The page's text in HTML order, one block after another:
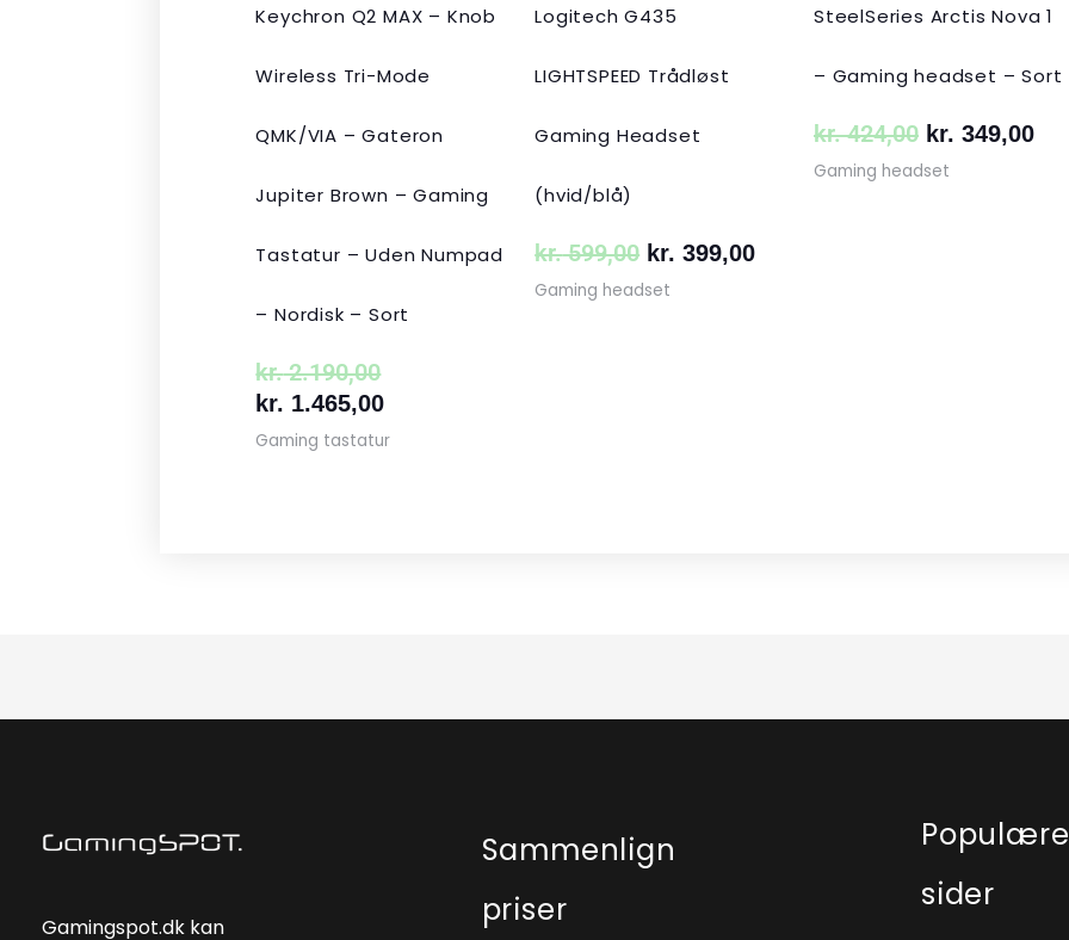
Keychron Q2 MAX – Knob
Wireless Tri-Mode
QMK/VIA – Gateron
Jupiter Brown – Gaming
Tastatur – Uden Numpad
– Nordisk – Sort
kr.2.190,00
kr. 1.465,00
Gaming tastatur
Logitech G435
LIGHTSPEED Trådløst
Gaming Headset
(hvid/blå)
kr.599,00 kr. 399,00
Gaming headset
SteelSeries Arctis Nova 1
– Gaming headset – Sort
kr.424,00 kr. 349,00
Gaming headset
Gamingspot.dk kan
Sammenlign
priser
Populære
sider